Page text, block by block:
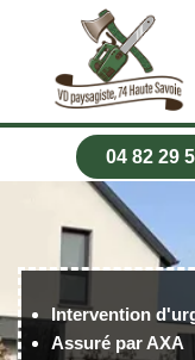
04 82 29
Intervention
Assuré par AXA